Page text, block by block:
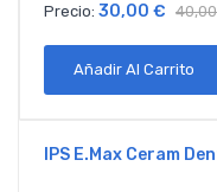
Precio: 30,00 €
Añadir Al Carrito
IPS E.max Ceram